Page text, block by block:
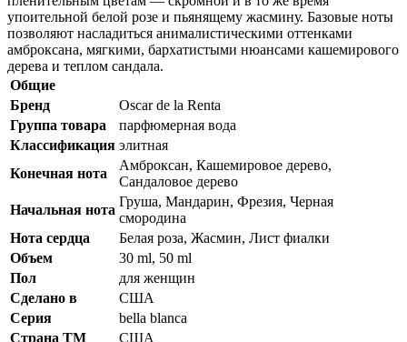
упоительной белой розе и пьянящему жасмину. Базовые ноты
позволяют насладиться анималистическими оттенками
амброксана, мягкими, бархатистыми нюансами кашемирового
дерева и теплом сандала.
Общие
Бренд
Oscar de la Renta
Группа товара
парфюмерная вода
Классификация элитная
Конечная нота
Амброксан, Кашемировое дерево,
Сандаловое дерево
Начальная нота
Груша, Мандарин, Фрезия, Черная
смородина
Нота сердца
Белая роза, Жасмин, Лист фиалки
Объем
30 ml, 50 ml
Пол
для женщин
Сделано в
США
Серия
bella blanca
Страна ТМ
США